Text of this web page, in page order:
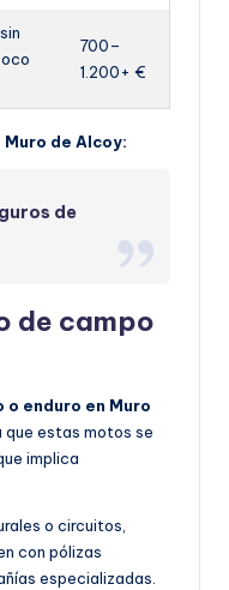
700–
1.200+ €
de Alcoy:
de
de campo
o enduro en Muro
que estas motos se
implica
o circuitos,
con pólizas
especializadas.